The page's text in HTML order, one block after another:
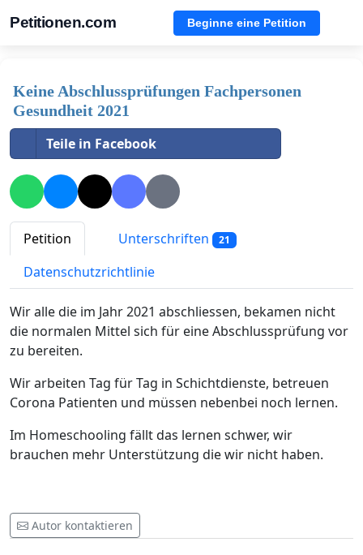
Petitionen.com Beginne eine Petition
Keine Abschlussprüfungen Fachpersonen
Gesundheit 2021
Teile in Facebook
Petition Unterschriften 21
Datenschutzrichtlinie
Wir alle die im Jahr 2021 abschliessen, bekamen nicht
die normalen Mittel sich für eine Abschlussprüfung vor
zu bereiten.
Wir arbeiten Tag für Tag in Schichtdienste, betreuen
Corona Patienten und müssen nebenbei noch lernen.
Im Homeschooling fällt das lernen schwer, wir
brauchen mehr Unterstützung die wir nicht haben.
Autor kontaktieren